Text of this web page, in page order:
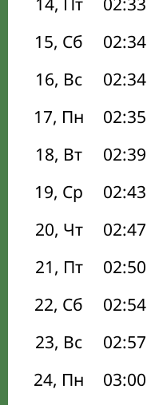
15, Сб
02:34
16, Вс
02:34
17, Пн
02:35
18, Вт
02:39
19, Ср
02:43
20, Чт
02:47
21, Пт
02:50
22, Сб
02:54
23, Вс
02:57
24, Пн
03:00